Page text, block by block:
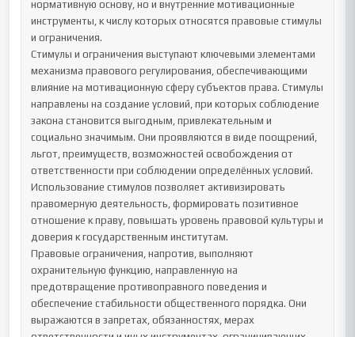
нормативную основу, но и внутренние мотивационные
инструменты, к числу которых относятся правовые стимулы
и ограничения.
Стимулы и ограничения выступают ключевыми элементами
механизма правового регулирования, обеспечивающими
влияние на мотивационную сферу субъектов права. Стимулы
направлены на создание условий, при которых соблюдение
закона становится выгодным, привлекательным и
социально значимым. Они проявляются в виде поощрений,
льгот, преимуществ, возможностей освобождения от
ответственности при соблюдении определённых условий.
Использование стимулов позволяет активизировать
правомерную деятельность, формировать позитивное
отношение к праву, повышать уровень правовой культуры и
доверия к государственным институтам.
Правовые ограничения, напротив, выполняют
охранительную функцию, направленную на
предотвращение противоправного поведения и
обеспечение стабильности общественного порядка. Они
выражаются в запретах, обязанностях, мерах